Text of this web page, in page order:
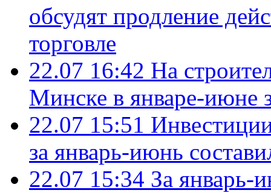
обсудят продление
торговле
22.07 16:42 На
Минске в январе-июне
22.07 15:51
за январь-июнь
22.07 15:34 За январь-